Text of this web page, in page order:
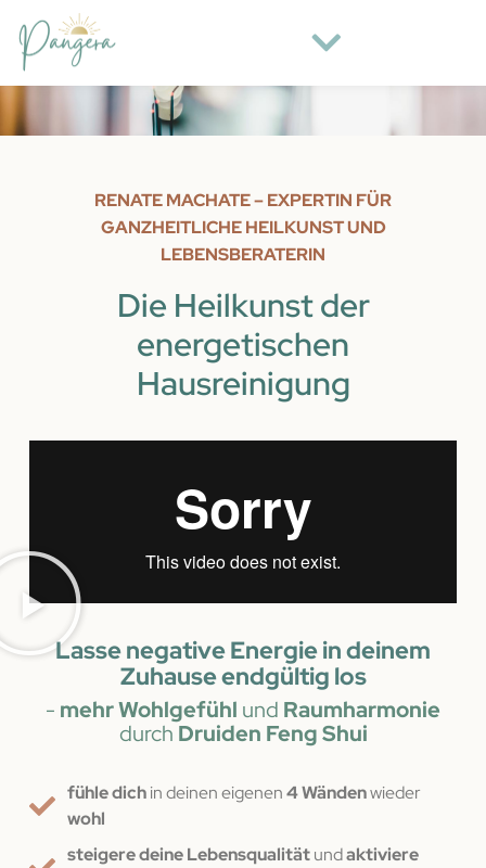
RENATE MACHATE – EXPERTIN FÜR
GANZHEITLICHE HEILKUNST UND
LEBENSBERATERIN
Die Heilkunst der
energetischen
Hausreinigung
Lasse negative Energie in deinem
Zuhause endgültig los
- mehr Wohlgefühl und Raumharmonie
durch Druiden Feng Shui
fühle dichin deinen eigenen4 Wändenwieder
wohl
steigere deine Lebensqualitätundaktiviere